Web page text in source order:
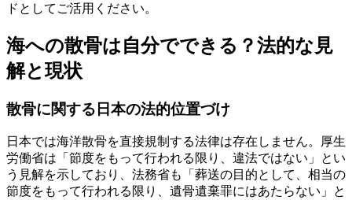
ドとしてご活用ください。
海への散骨は自分でできる？法的な見
解と現状
散骨に関する日本の法的位置づけ
日本では海洋散骨を直接規制する法律は存在しません。厚生
労働省は「節度をもって行われる限り、違法ではない」とい
う見解を示しており、法務省も「葬送の目的として、相当の
節度をもって行われる限り、遺骨遺棄罪にはあたらない」と